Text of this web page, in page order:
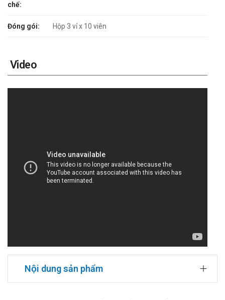
chế:
Đóng gói: Hộp 3 vỉ x 10 viên
Video
Nội dung sản phẩm